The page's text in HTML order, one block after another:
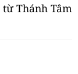
Thánh Tâm